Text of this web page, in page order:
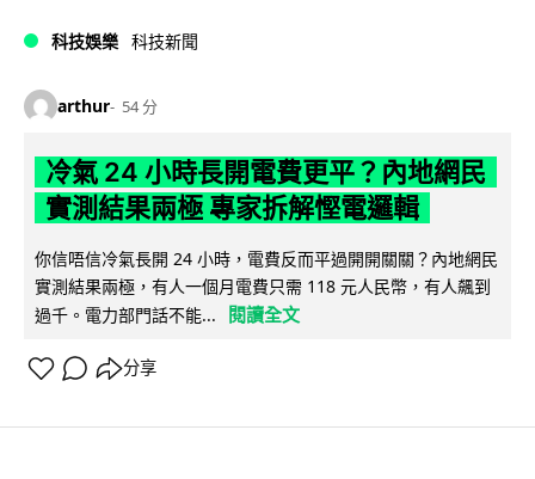
科技娛樂 科技新聞
arthur 54 分
冷氣 24 小時長開電費更平？內地網民
實測結果兩極 專家拆解慳電邏輯
你信唔信冷氣長開 24 小時，電費反而平過開開關關？內地網民
實測結果兩極，有人一個月電費只需 118 元人民幣，有人飆到
過千。電力部門話不能...
閱讀全文
分享